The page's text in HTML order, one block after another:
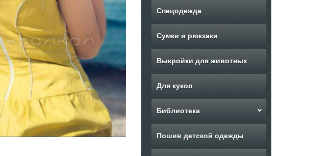
Спецодежда
Сумки и рюкзаки
Выкройки для животных
Для кукол
Библиотека
Пошив детской одежды